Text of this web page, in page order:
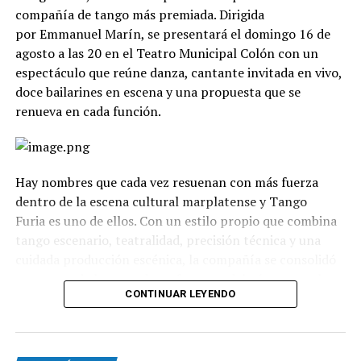
compañía de tango más premiada. Dirigida
por Emmanuel Marín, se presentará el domingo 16 de
agosto a las 20 en el Teatro Municipal Colón con un
espectáculo que reúne danza, cantante invitada en vivo,
doce bailarines en escena y una propuesta que se
renueva en cada función.
Hay nombres que cada vez resuenan con más fuerza
dentro de la escena cultural marplatense y Tango
Furia es uno de ellos. Con un estilo propio que combina
tango escenario, teatralidad, precisión técnica y una
como uno de los grandes referentes del género en el
La propuesta recorre diferentes universos, desde los
clásicos hasta versiones contemporáneas y electrónicas.
CONTINUAR LEYENDO